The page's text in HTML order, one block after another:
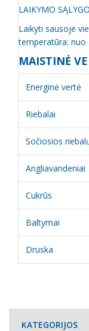
LAIKYMO
Laikyti sausoje
temperatūra: nuo
MAISTINĖ
Energinė vertė
Riebalai
Sočiosios
Angliavandeniai
Cukrūs
Baltymai
Druska
KATEGORIJOS